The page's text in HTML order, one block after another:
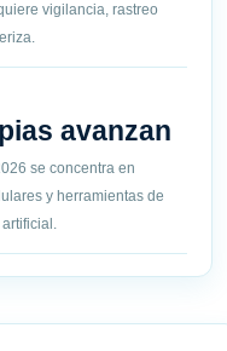
vigilancia, rastreo
avanzan
se concentra en
y herramientas de